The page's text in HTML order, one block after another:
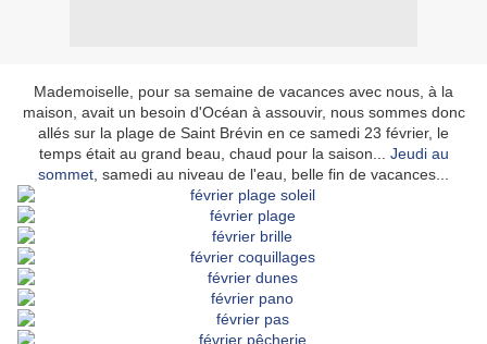
Mademoiselle, pour sa semaine de vacances avec nous, à la
maison, avait un besoin d'Océan à assouvir, nous sommes donc
allés sur la plage de Saint Brévin en ce samedi 23 février, le
temps était au grand beau, chaud pour la saison... Jeudi au
sommet , samedi au niveau de l'eau, belle fin de vacances...